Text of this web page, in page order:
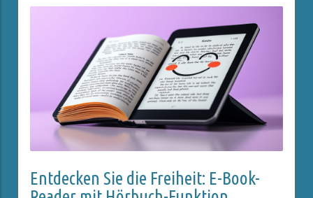
Entdecken Sie die Freiheit: E-Book-